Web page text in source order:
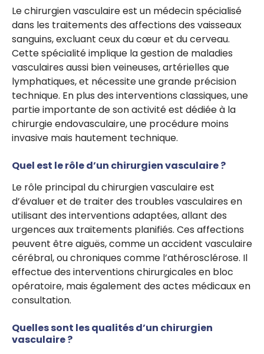
Le chirurgien vasculaire est un médecin spécialisé
dans les traitements des affections des vaisseaux
sanguins, excluant ceux du cœur et du cerveau.
Cette spécialité implique la gestion de maladies
vasculaires aussi bien veineuses, artérielles que
lymphatiques, et nécessite une grande précision
technique. En plus des interventions classiques, une
partie importante de son activité est dédiée à la
chirurgie endovasculaire, une procédure moins
invasive mais hautement technique.
Quel est le rôle d’un chirurgien vasculaire ?
Le rôle principal du chirurgien vasculaire est
d’évaluer et de traiter des troubles vasculaires en
utilisant des interventions adaptées, allant des
urgences aux traitements planifiés. Ces affections
peuvent être aiguës, comme un accident vasculaire
cérébral, ou chroniques comme l’athérosclérose. Il
effectue des interventions chirurgicales en bloc
opératoire, mais également des actes médicaux en
consultation.
Quelles sont les qualités d’un chirurgien
vasculaire ?